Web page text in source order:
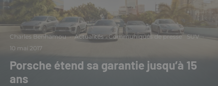
Charles Benhamou · Actualités Communiqués de presse SUV ·
10 mai 2017
Porsche étend sa garantie jusqu’à 15
ans